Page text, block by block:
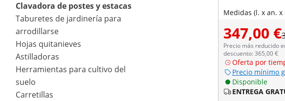
Clavadora de postes y estacas
Taburetes de jardinería para
arrodillarse
Hojas quitanieves
Astilladoras
Herramientas para cultivo del
suelo
Carretillas
Medidas (l. x an. x
347,00 €
Precio más reducido
descuento: 365,00 €
Oferta por
Precio mínimo
Disponible
ENTREGA